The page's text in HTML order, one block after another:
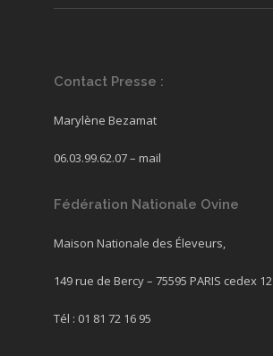
Contact Presse :
Marylène Bezamat
06.03.99.62.07 – mail
Fédération Nationale Ovine
Maison Nationale des Éleveurs,
149 rue de Bercy – 75595 PARIS cedex 12
Tél : 01 81 72 16 95